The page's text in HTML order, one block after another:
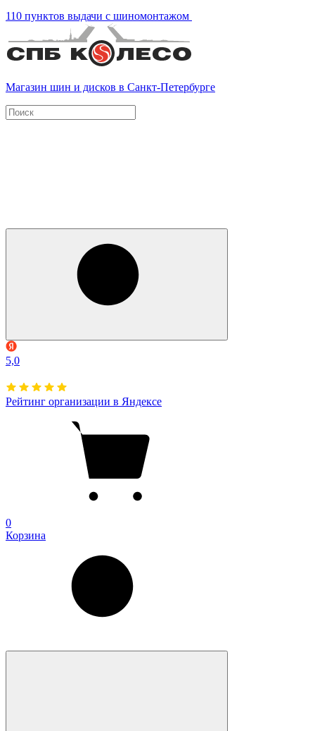
110 пунктов выдачи с шиномонтажом
Магазин шин и дисков в Санкт-Петербурге
5,0
Рейтинг организации в Яндексе
0
Корзина